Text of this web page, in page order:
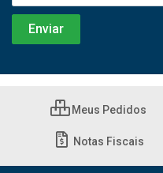
Meus Pedidos
Notas Fiscais